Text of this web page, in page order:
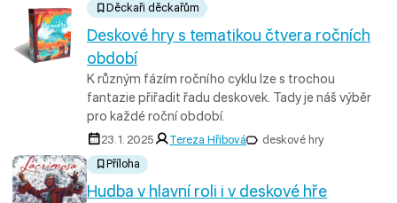
Děckaři děckařům
Deskové hry s tematikou čtvera ročních
období
K různým fázím ročního cyklu lze s trochou
fantazie přiřadit řadu deskovek. Tady je náš výběr
pro každé roční období.
23. 1. 2025 Tereza Hřibová
deskové hry
Příloha
Hudba v hlavní roli i v deskové hře